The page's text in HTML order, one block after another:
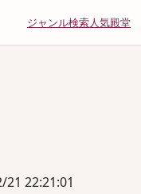
ジャンル検索人気殿堂
22:21:01